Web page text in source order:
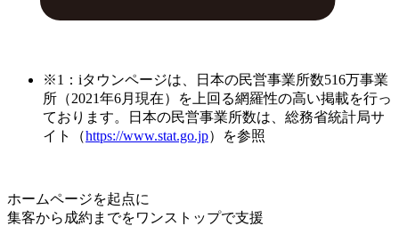
※1：iタウンページは、日本の民営事業所数516万事業
所（2021年6月現在）を上回る網羅性の高い掲載を行っ
ております。日本の民営事業所数は、総務省統計局サ
イト（https://www.stat.go.jp）を参照
ホームページを起点に
集客から成約までをワンストップで支援